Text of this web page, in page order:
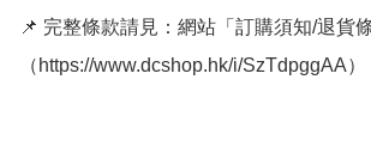
📌 完整條款請見：網站「訂購須知/退貨條
（https://www.dcshop.hk/i/SzTdpggAA）